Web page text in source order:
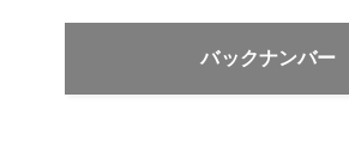
バックナンバー